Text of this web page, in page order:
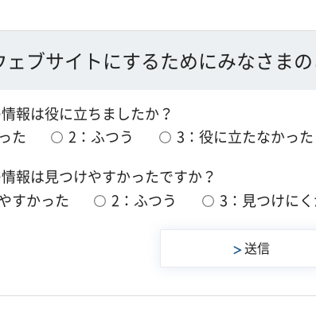
ェブサイトにするためにみなさま
報は役に立ちましたか？
た
2：ふつう
3：役に立たなかった
報は見つけやすかったですか？
すかった
2：ふつう 3：見つけに